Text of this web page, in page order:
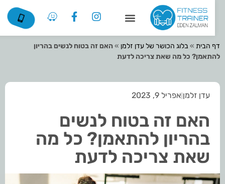
דף הבית»בלוג הכושר של עדן זלמן»האם זה בטוח לנשים בהריון
להתאמן? כל מה שאת צריכה לדעת
עדן זלמן אפריל 9, 2023
האם זה בטוח לנשים
בהריון להתאמן? כל מה
שאת צריכה לדעת